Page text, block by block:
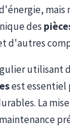
mais
des
d'autres
utilisant
est essentiel
La